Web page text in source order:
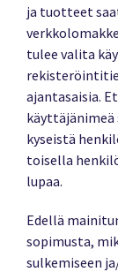
ja tuotteet
tulee valita
ajantasaisia.
kyseistä
toisella
lupaa.
Edellä
sopimusta,
sulkemiseen